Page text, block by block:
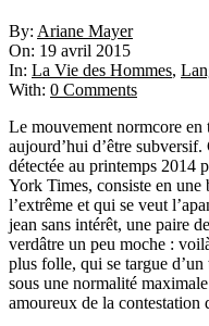
2015-
04-
19
By: Ariane Mayer
On: 19 avril 2015
In: La Vie des Hommes,
With: 0 Comments
Le mouvement normcore
aujourd’hui d’être
détectée au printemps 2014
York Times, consiste en une
l’extrême et qui se veut
jean sans intérêt, une paire
verdâtre un peu moche :
plus folle, qui se targue
sous une normalité
amoureux de la contestation